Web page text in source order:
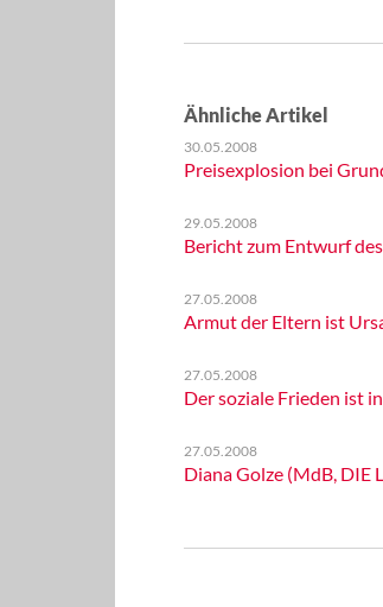
Ähnliche Artikel
30.05.2008
Preisexplosion bei
29.05.2008
Bericht zum Entwurf
27.05.2008
Armut der Eltern ist
27.05.2008
Der soziale Frieden ist
27.05.2008
Diana Golze (MdB, DIE